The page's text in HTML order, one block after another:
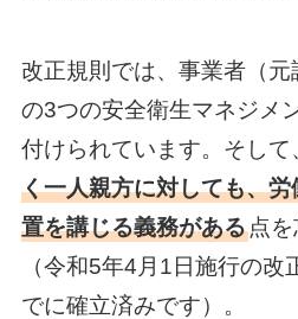
改正規則では、事業者（
の3つの安全衛生マネジメ
付けられています。そして
く一人親方に対しても、
置を講じる義務がある点を
（令和5年4月1日施行の改
でに確立済みです）。